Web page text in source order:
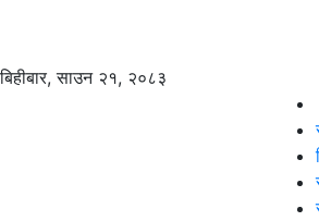
बिहीबार, साउन २१, २०८३